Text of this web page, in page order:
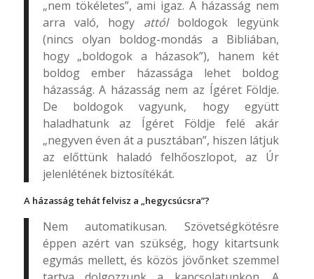
„nem tökéletes”, ami igaz. A házasság nem
arra való, hogy attól boldogok legyünk
(nincs olyan boldog-mondás a Bibliában,
hogy „boldogok a házasok”), hanem két
boldog ember házassága lehet boldog
házasság. A házasság nem az Ígéret Földje.
De boldogok vagyunk, hogy együtt
haladhatunk az Ígéret Földje felé akár
„negyven éven át a pusztában”, hiszen látjuk
az előttünk haladó felhőoszlopot, az Úr
jelenlétének biztosítékát.
A házasság tehát felvisz a „hegycsúcsra”?
Nem automatikusan. Szövetségkötésre
éppen azért van szükség, hogy kitartsunk
egymás mellett, és közös jövőnket szemmel